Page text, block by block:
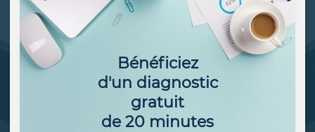
Bénéficiez
d'un diagnostic
gratuit
de 20 minutes